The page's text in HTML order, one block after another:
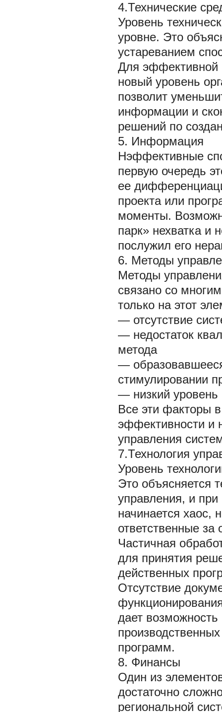
4.Технические
Уровень
уровне. Это
устареванием
Для эффективной
новый уровень
позволит
информации и
решений по
5. Информация
Нэффективные
первую очередь
ее
проекта или
моменты.
парк» нехватка и
послужил его
6. Методы
Методы
связано со
только на этот
— отсутствие
— недостаток
метода
—
стимулировании
— низкий уровень
Все эти факторы
эффективности и
управления
7.Технология
Уровень
Это объясняется
управления, и
начинается хаос,
ответственные
Частичная
для принятия
действенных
Отсутствие
дает
программ.
8. Финансы
Один из
достаточно
региональной